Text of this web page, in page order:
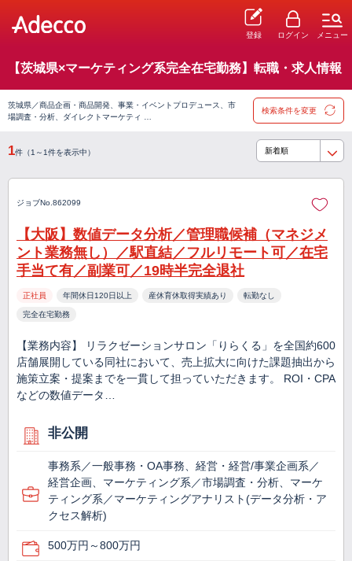
登録 ログイン メニュー
【茨城県×マーケティング系完全在宅勤務】転職・求人情報
茨城県／商品企画・商品開発、事業・イベントプロデュース、市
場調査・分析、ダイレクトマーケティ …
検索条件を変更
1件（1～1件を表示中）
ジョブNo.862099
【大阪】数値データ分析／管理職候補（マネジメ
ント業務無し）／駅直結／フルリモート可／在宅
手当て有／副業可／19時半完全退社
正社員 年間休日120日以上 産休育休取得実績あり 転勤なし
完全在宅勤務
【業務内容】 リラクゼーションサロン「りらくる」を全国約600
店舗展開している同社において、売上拡大に向けた課題抽出から
施策立案・提案までを一貫して担っていただきます。 ROI・CPA
などの数値データ…
非公開
事務系／一般事務・OA事務、経営・経営/事業企画系／
経営企画、マーケティング系／市場調査・分析、マーケ
ティング系／マーケティングアナリスト(データ分析・ア
クセス解析)
500万円～800万円